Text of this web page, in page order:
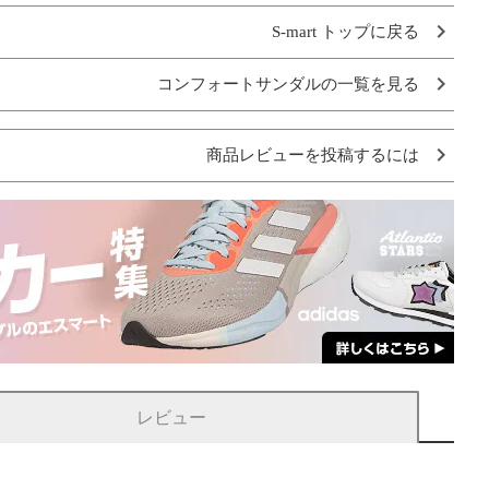
S-mart トップに戻る
コンフォートサンダルの一覧を見る
商品レビューを投稿するには
レビュー